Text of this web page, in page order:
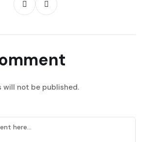
will not be published.